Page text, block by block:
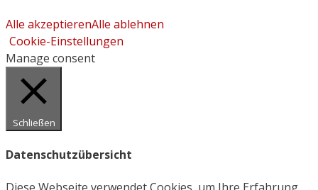
Alle akzeptierenAlle ablehnen
Cookie-Einstellungen
Manage consent
Schließen
Datenschutzübersicht
Diese Webseite verwendet Cookies, um Ihre Erfahrung